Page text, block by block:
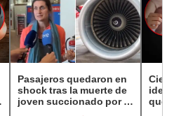
Pasajeros quedaron en
shock tras la muerte de
joven succionado por la
que